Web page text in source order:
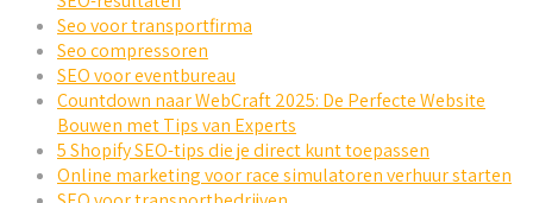
Seo voor transportfirma
Seo compressoren
SEO voor eventbureau
Countdown naar WebCraft 2025: De Perfecte Website
Bouwen met Tips van Experts
5 Shopify SEO-tips die je direct kunt toepassen
Online marketing voor race simulatoren verhuur starten